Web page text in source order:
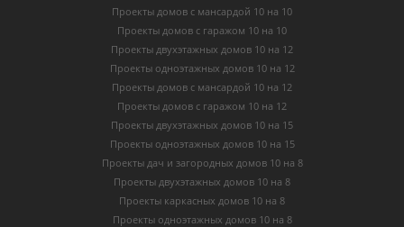
Проекты домов с мансардой 10 на 10
Проекты домов с гаражом 10 на 10
Проекты двухэтажных домов 10 на 12
Проекты одноэтажных домов 10 на 12
Проекты домов с мансардой 10 на 12
Проекты домов с гаражом 10 на 12
Проекты двухэтажных домов 10 на 15
Проекты одноэтажных домов 10 на 15
Проекты дач и загородных домов 10 на 8
Проекты двухэтажных домов 10 на 8
Проекты каркасных домов 10 на 8
Проекты одноэтажных домов 10 на 8